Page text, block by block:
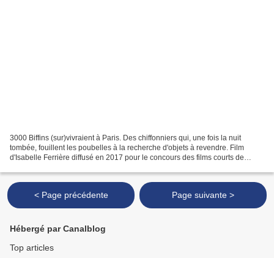
3000 Biffins (sur)vivraient à Paris. Des chiffonniers qui, une fois la nuit
tombée, fouillent les poubelles à la recherche d'objets à revendre. Film
d'Isabelle Ferrière diffusé en 2017 pour le concours des films courts de
< Page précédente Page suivante >
Hébergé par Canalblog
Top articles